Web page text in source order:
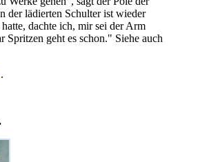
der lädierten Schulter ist wieder
dachte ich, mir sei der Arm
geht es schon." Siehe auch